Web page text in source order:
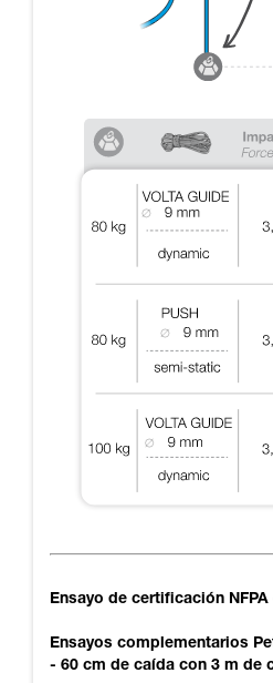
Ensayo de certificación
Ensayos complementarios
- 60 cm de caída con 3 m de